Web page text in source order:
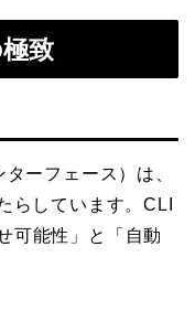
致
ーフェース）は、
らしています。CLI
可能性」と「自動